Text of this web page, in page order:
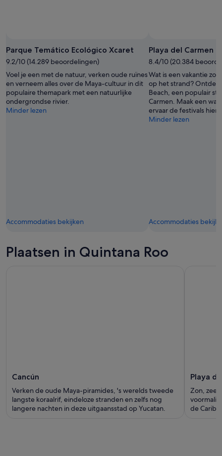
foto
van
Experiencias
Xcaret
Parque Temático Ecológico Xcaret
9.2/10 (14.289 beoordelingen)
Voel je een met de natuur, verken oude ruïnes
en verneem alles over de Maya-cultuur in dit
populaire themapark met een natuurlijke
ondergrondse rivier.
Minder lezen
Accommodaties bekijken
Playa del Carmen
8.4/10 (20.384
Wat is een vakantie
op het strand? Ontdek
Beach, een populair
Carmen. Maak een
ervaar de festivals hier.
Minder lezen
Accommodaties
Plaatsen in Quintana Roo
Cancún
Verken de oude Maya-piramides, 's werelds tweede
langste koraalrif, eindeloze stranden en zelfs nog
langere nachten in deze uitgaansstad op Yucatan.
Playa
Zon, zee,
de